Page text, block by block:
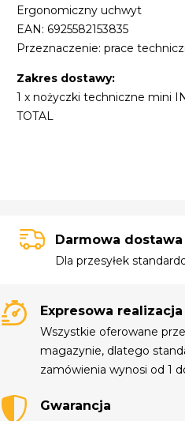
Ergonomiczny uchwyt
EAN: 6925582153835
Przeznaczenie: prace
Zakres dostawy:
1 x nożyczki techniczne mini
TOTAL
Darmowa dostawa
Dla przesyłek
Expresowa
Wszystkie oferowane
magazynie, dlatego
zamówienia wynosi od 1
Gwarancja